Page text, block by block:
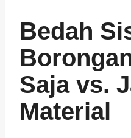
Bedah
Saja vs.
Material